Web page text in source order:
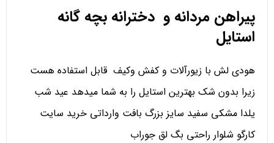
پیراهن مردانه و دخترانه بچه گانه
استایل
هودی لش با زیورآلات و کفش وکیف قابل استفاده هست
زیرا بدون شک بهترین استایل را به شما میدهد عید شب
یلدا مشکی سفید سایز بزرگ بافت وارداتی خرید سایت
کارگو شلوار راحتی بگ لق جوراب